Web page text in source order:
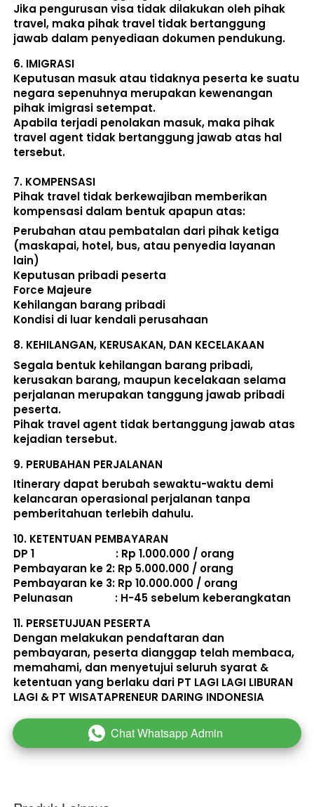
Jika pengurusan visa tidak dilakukan oleh pihak
travel, maka pihak travel tidak bertanggung
jawab dalam penyediaan dokumen pendukung.
6. IMIGRASI
Keputusan masuk atau tidaknya peserta ke suatu
negara sepenuhnya merupakan kewenangan
pihak imigrasi setempat.
Apabila terjadi penolakan masuk, maka pihak
travel agent tidak bertanggung jawab atas hal
tersebut.
7. KOMPENSASI
Pihak travel tidak berkewajiban memberikan
kompensasi dalam bentuk apapun atas:
Perubahan atau pembatalan dari pihak ketiga
(maskapai, hotel, bus, atau penyedia layanan
lain)
Keputusan pribadi peserta
Force Majeure
Kehilangan barang pribadi
Kondisi di luar kendali perusahaan
8. KEHILANGAN, KERUSAKAN, DAN KECELAKAAN
Segala bentuk kehilangan barang pribadi,
kerusakan barang, maupun kecelakaan selama
perjalanan merupakan tanggung jawab pribadi
peserta.
Pihak travel agent tidak bertanggung jawab atas
kejadian tersebut.
9. PERUBAHAN PERJALANAN
Itinerary dapat berubah sewaktu-waktu demi
kelancaran operasional perjalanan tanpa
pemberitahuan terlebih dahulu.
10. KETENTUAN PEMBAYARAN
DP 1                             : Rp 1.000.000 / orang
Pembayaran ke 2: Rp 5.000.000 / orang
Pembayaran ke 3: Rp 10.000.000 / orang
Pelunasan               : H-45 sebelum keberangkatan
11. PERSETUJUAN PESERTA
Dengan melakukan pendaftaran dan
pembayaran, peserta dianggap telah membaca,
memahami, dan menyetujui seluruh syarat &
ketentuan yang berlaku dari PT LAGI LAGI LIBURAN
LAGI & PT WISATAPRENEUR DARING INDONESIA
` Chat Whatsapp Admin